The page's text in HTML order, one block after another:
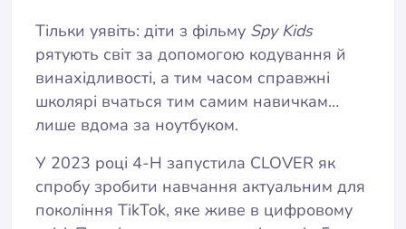
Тільки уявіть: діти з фільму Spy Kids
рятують світ за допомогою кодування й
винахідливості, а тим часом справжні
школярі вчаться тим самим навичкам…
лише вдома за ноутбуком.
У 2023 році 4-H запустила CLOVER як
спробу зробити навчання актуальним для
покоління TikTok, яке живе в цифровому